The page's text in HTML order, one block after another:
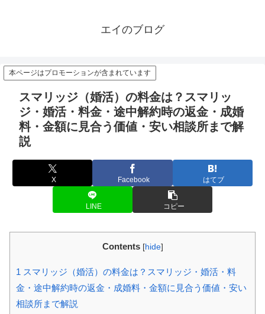
エイのブログ
本ページはプロモーションが含まれています
スマリッジ（婚活）の料金は？スマリッ
ジ・婚活・料金・途中解約時の返金・成婚
料・金額に見合う価値・安い相談所まで解
説
X Facebook はてブ
LINE コピー
Contents [hide]
1 スマリッジ（婚活）の料金は？スマリッジ・婚活・料
金・途中解約時の返金・成婚料・金額に見合う価値・安い
相談所まで解説